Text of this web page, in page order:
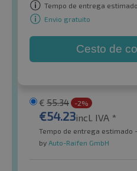
Tempo de entrega estimado
Envio gratuito
Cesto de
€ 55.34 -2%
€54.23incl. IVA *
Tempo de entrega estimado -
by Auto-Raifen GmbH